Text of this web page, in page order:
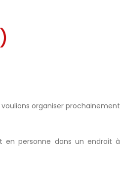
organiser prochainement
en personne dans un endroit à